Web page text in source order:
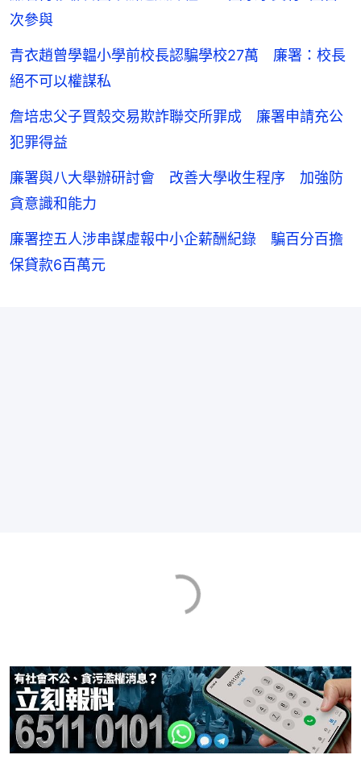
次參與
青衣趙曾學韞小學前校長認騙學校27萬 廉署：校長
絕不可以權謀私
詹培忠父子買殼交易欺詐聯交所罪成 廉署申請充公
犯罪得益
廉署與八大舉辦研討會 改善大學收生程序 加強防
貪意識和能力
廉署控五人涉串謀虛報中小企薪酬紀錄 騙百分百擔
保貸款6百萬元